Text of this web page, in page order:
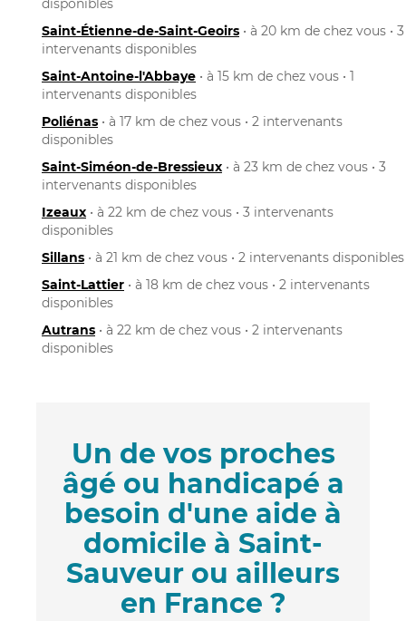
disponibles
Saint-Étienne-de-Saint-Geoirs • à 20 km de chez vous • 3
intervenants disponibles
Saint-Antoine-l'Abbaye • à 15 km de chez vous • 1
intervenants disponibles
Poliénas • à 17 km de chez vous • 2 intervenants
disponibles
Saint-Siméon-de-Bressieux • à 23 km de chez vous • 3
intervenants disponibles
Izeaux • à 22 km de chez vous • 3 intervenants
disponibles
Sillans • à 21 km de chez vous • 2 intervenants disponibles
Saint-Lattier • à 18 km de chez vous • 2 intervenants
disponibles
Autrans • à 22 km de chez vous • 2 intervenants
disponibles
Un de vos proches
âgé ou handicapé a
besoin d'une aide à
domicile à Saint-
Sauveur ou ailleurs
en France ?